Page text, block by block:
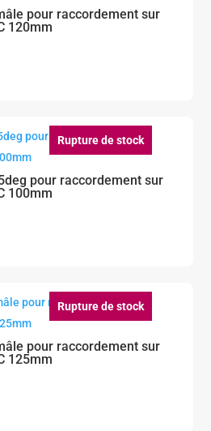
pour raccordement sur
120mm
Rupture de stock
pour raccordement sur
100mm
Rupture de stock
pour raccordement sur
125mm